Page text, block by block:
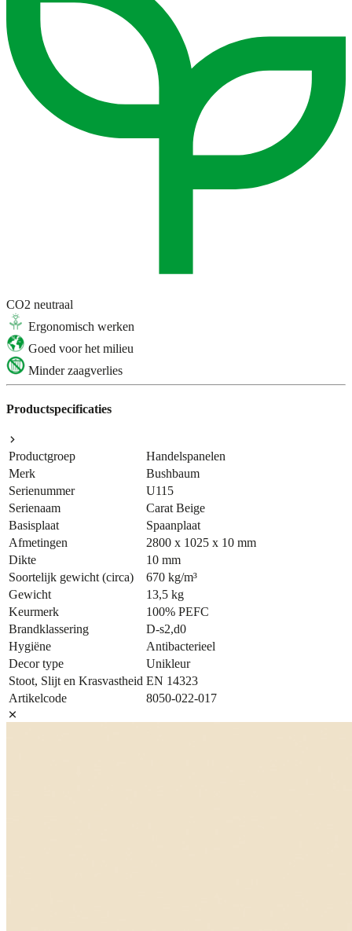
CO2 neutraal
Ergonomisch werken
Goed voor het milieu
Minder zaagverlies
Productspecificaties
Productgroep
Handelspanelen
Merk
Bushbaum
Serienummer
U115
Serienaam
Carat Beige
Basisplaat
Spaanplaat
Afmetingen
2800 x 1025 x 10 mm
Dikte
10 mm
Soortelijk gewicht (circa)
670 kg/m³
Gewicht
13,5 kg
Keurmerk
100% PEFC
Brandklassering
D-s2,d0
Hygiëne
Antibacterieel
Decor type
Unikleur
Stoot, Slijt en Krasvastheid EN 14323
Artikelcode
8050-022-017